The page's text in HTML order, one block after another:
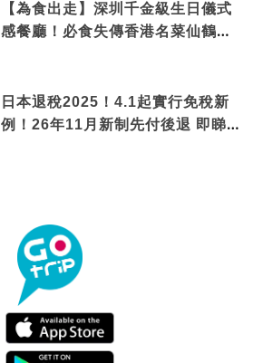
【為食出走】深圳千金級生日儀式
感餐廳！必食失傳香港名菜仙鶴神
日本退稅2025！4.1起實行免稅新
例！26年11月新制先付後退 即睇步